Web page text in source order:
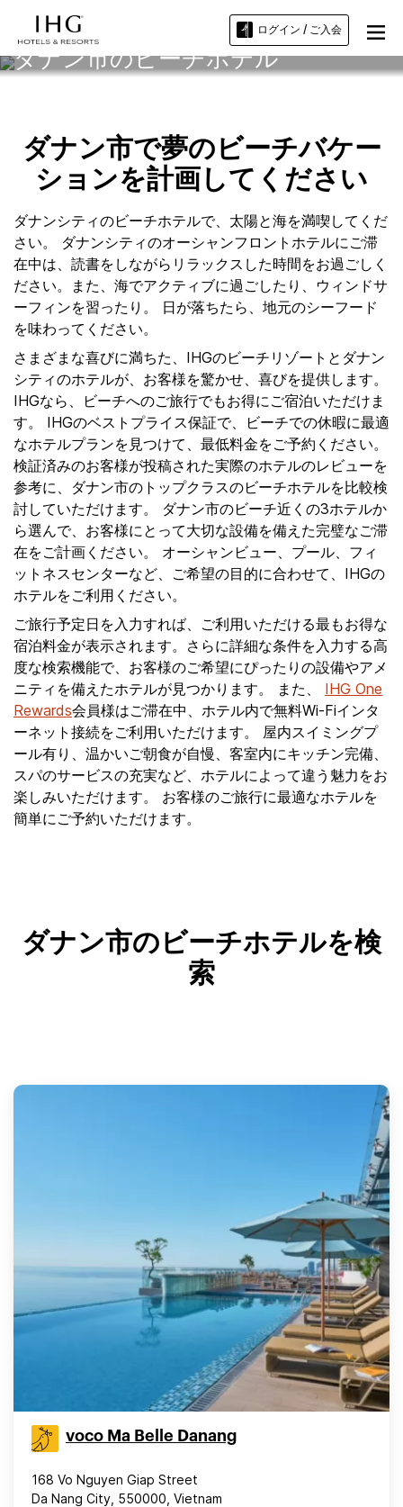
ログイン / ご入会
ダナン市のビーチホテル
ダナン市で夢のビーチバケー
ションを計画してください
ダナンシティのビーチホテルで、太陽と海を満喫してくだ
さい。 ダナンシティのオーシャンフロントホテルにご滞
在中は、読書をしながらリラックスした時間をお過ごしく
ださい。また、海でアクティブに過ごしたり、ウィンドサ
ーフィンを習ったり。 日が落ちたら、地元のシーフード
を味わってください。
さまざまな喜びに満ちた、IHGのビーチリゾートとダナン
シティのホテルが、お客様を驚かせ、喜びを提供します。
IHGなら、ビーチへのご旅行でもお得にご宿泊いただけま
す。 IHGのベストプライス保証で、ビーチでの休暇に最適
なホテルプランを見つけて、最低料金をご予約ください。
検証済みのお客様が投稿された実際のホテルのレビューを
参考に、ダナン市のトップクラスのビーチホテルを比較検
討していただけます。 ダナン市のビーチ近くの3ホテルか
ら選んで、お客様にとって大切な設備を備えた完璧なご滞
在をご計画ください。 オーシャンビュー、プール、フィ
ットネスセンターなど、ご希望の目的に合わせて、IHGの
ホテルをご利用ください。
ご旅行予定日を入力すれば、ご利用いただける最もお得な
宿泊料金が表示されます。さらに詳細な条件を入力する高
度な検索機能で、お客様のご希望にぴったりの設備やアメ
ニティを備えたホテルが見つかります。 また、 IHG One
Rewards会員様はご滞在中、ホテル内で無料Wi-Fiインタ
ーネット接続をご利用いただけます。 屋内スイミングプ
ール有り、温かいご朝食が自慢、客室内にキッチン完備、
スパのサービスの充実など、ホテルによって違う魅力をお
楽しみいただけます。 お客様のご旅行に最適なホテルを
簡単にご予約いただけます。
ダナン市のビーチホテルを検
索
voco Ma Belle Danang
168 Vo Nguyen Giap Street
Da Nang City, 550000, Vietnam